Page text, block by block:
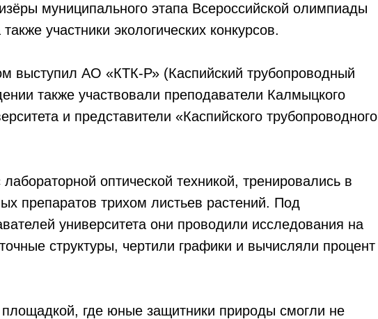
муниципального этапа Всероссийской олимпиады
участники экологических конкурсов.
выступил АО «КТК-Р» (Каспийский трубопроводный
также участвовали преподаватели Калмыцкого
и представители «Каспийского трубопроводного
оптической техникой, тренировались в
препаратов трихом листьев растений. Под
университета они проводили исследования на
структуры, чертили графики и вычисляли процент
площадкой, где юные защитники природы смогли не